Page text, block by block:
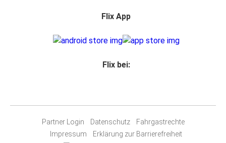
Flix App
Flix bei:
Partner Login Datenschutz
Fahrgastrechte
Impressum
Erklärung zur Barrierefreiheit